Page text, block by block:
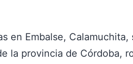
en Embalse, Calamuchita,
la provincia de Córdoba,